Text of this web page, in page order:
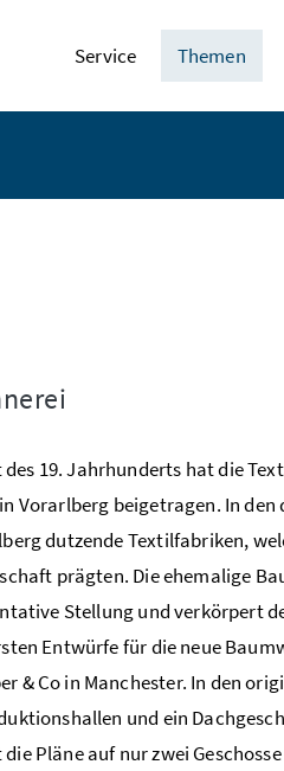
Service Themen
19. Jahrhunderts hat die
Vorarlberg beigetragen. In den
dutzende Textilfabriken,
prägten. Die ehemalige
Stellung und verkörpert
Entwürfe für die neue
& Co in Manchester. In den
und ein
Pläne auf nur zwei